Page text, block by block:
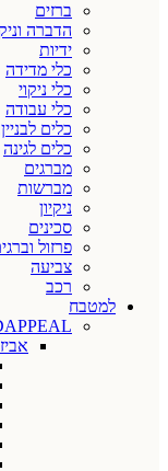
ברזים
הדברה
ידיות
כלי מדידה
כלי ניקוי
כלי עבודה
כלים
כלים לגינה
מברגים
מברשות
ניקיון
סכינים
פרזול
צביעה
רכב
למטבח